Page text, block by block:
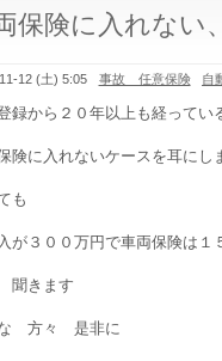
保険に入れない
12 (土) 5:05 事故 任意保険 自
録から２０年以上も経ってい
険に入れないケースを耳にし
も
が３００万円で車両保険は１
聞きます
方々 是非に